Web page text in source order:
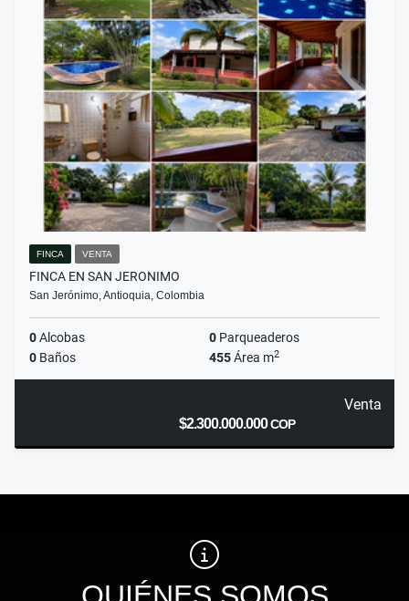
FINCA VENTA
FINCA EN SAN JERONIMO
San Jerónimo, Antioquia, Colombia
0Alcobas 0 Parqueaderos
0 Baños 455Área m2
Venta
$2.300.000.000COP